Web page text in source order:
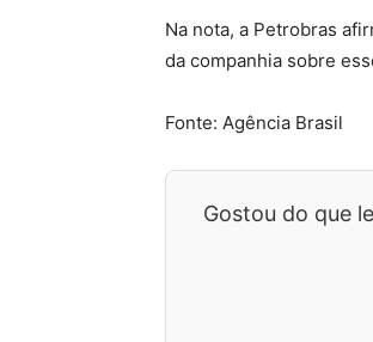
Na nota, a Petrobras
da companhia sobre
Fonte: Agência Brasil
Gostou do que